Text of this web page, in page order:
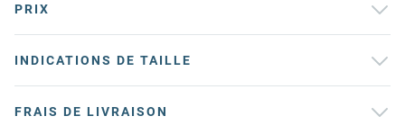
PRIX
INDICATIONS DE TAILLE
FRAIS DE LIVRAISON